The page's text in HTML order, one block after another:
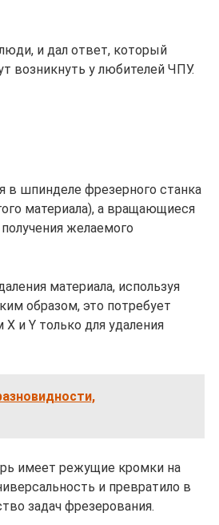
и дал ответ, который
возникнуть у любителей ЧПУ.
в шпинделе фрезерного станка
материала), а вращающиеся
желаемого
материала, используя
образом, это потребует
и Y только для удаления
имеет режущие кромки на
и превратило в
задач фрезерования.